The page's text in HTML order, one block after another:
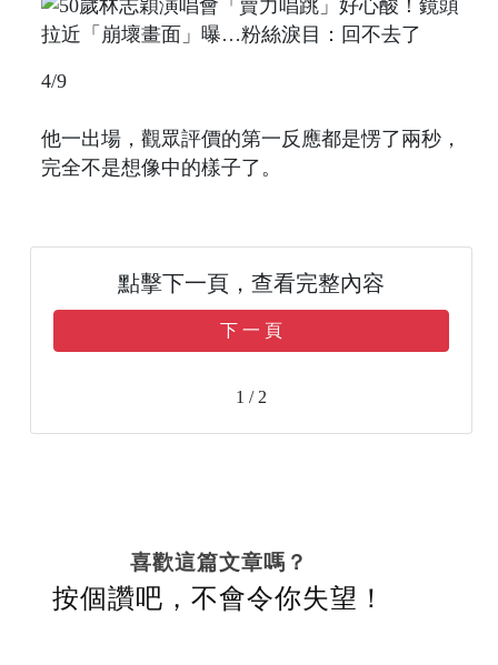
4/9
他一出場，觀眾評價的第一反應都是愣了兩秒，
完全不是想像中的樣子了。
點擊下一頁，查看完整內容
下 一 頁
1 / 2
喜歡這篇文章嗎？
按個讚吧，不會令你失望！